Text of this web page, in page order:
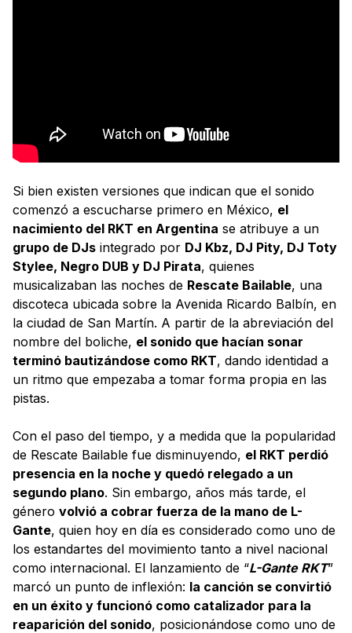
Si bien existen versiones que indican que el sonido
comenzó a escucharse primero en México, el
nacimiento del RKT en Argentina se atribuye a un
grupo de DJs integrado por DJ Kbz, DJ Pity, DJ Toty
Stylee, Negro DUB y DJ Pirata, quienes
musicalizaban las noches de Rescate Bailable, una
discoteca ubicada sobre la Avenida Ricardo Balbín, en
la ciudad de San Martín. A partir de la abreviación del
nombre del boliche, el sonido que hacían sonar
terminó bautizándose como RKT, dando identidad a
un ritmo que empezaba a tomar forma propia en las
pistas.
Con el paso del tiempo, y a medida que la popularidad
de Rescate Bailable fue disminuyendo, el RKT perdió
presencia en la noche y quedó relegado a un
segundo plano. Sin embargo, años más tarde, el
género volvió a cobrar fuerza de la mano de L-
Gante, quien hoy en día es considerado como uno de
los estandartes del movimiento tanto a nivel nacional
como internacional. El lanzamiento de “L-Gante RKT”
marcó un punto de inflexión: la canción se convirtió
en un éxito y funcionó como catalizador para la
reaparición del sonido, posicionándose como uno de